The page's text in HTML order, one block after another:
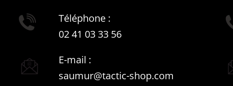
Téléphone :
02 41 03 33 56
E-mail :
saumur@tactic-shop.com